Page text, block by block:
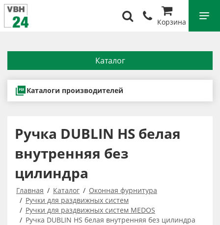
Корзина
Каталог
Каталоги производителей
Ручка DUBLIN HS белая
внутренняя без
цилиндра
Главная Каталог
Оконная фурнитура
Ручки для раздвижных систем
Ручки для раздвижных систем MEDOS
Ручка DUBLIN HS белая внутренняя без цилиндра